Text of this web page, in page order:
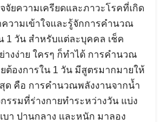
จัยความเครียดและภาวะโรคที่เกิด
วามเข้าใจและรู้จักการคำนวณ
1 วัน สำหรับแต่ละบุคคล เช็ค
างง่าย ใครๆ ก็ทำได้ การคำนวณ
ต้องการใน 1 วัน มีสูตรมากมายให้
ด คือ การคำนวณพลังงานจากน้ำ
รรมที่ร่างกายทำระหว่างวัน แบ่ง
บา ปานกลาง และหนัก มาลอง